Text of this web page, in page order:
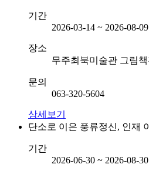
기간
2026-03-14 ~ 2026-08-09
장소
무주최북미술관 그림
문의
063-320-5604
상세보기
단소로 이은 풍류정신, 인재
기간
2026-06-30 ~ 2026-08-30